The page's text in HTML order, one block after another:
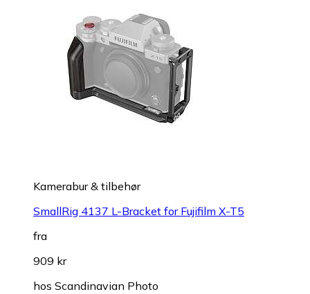
Kamerabur & tilbehør
SmallRig 4137 L-Bracket for Fujifilm X-T5
fra
909 kr
hos Scandinavian Photo